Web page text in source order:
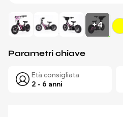
+4
Parametri chiave
Età consigliata
2 - 6 anni